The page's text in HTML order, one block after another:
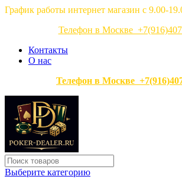
График работы интернет магазин с 9.00-
Телефон в Москве
Контакты
О нас
Телефон в Москве
Выберите категорию